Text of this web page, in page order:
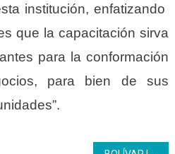
institución, enfatizando
que la capacitación sirva
para la conformación
para bien de sus